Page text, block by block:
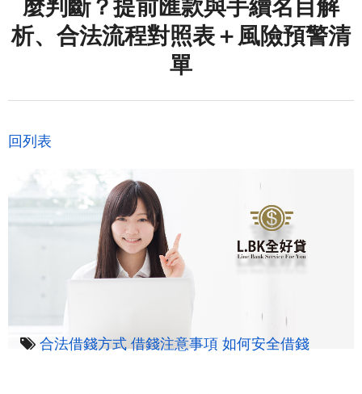
麼判斷？提前匯款與手續名目解
析、合法流程對照表＋風險預警清
單
回列表
合法借錢方式 借錢注意事項 如何安全借錢